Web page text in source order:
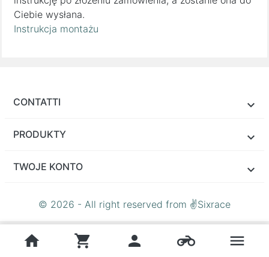
Ciebie wysłana.
Instrukcja montażu
CONTATTI
PRODUKTY
TWOJE KONTO
© 2026 - All right reserved from ✌Sixrace
home shopping_cart person motorcycle menu